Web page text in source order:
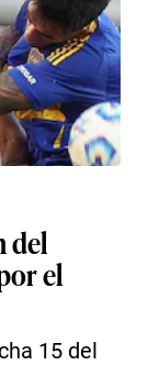
del
el
15 del